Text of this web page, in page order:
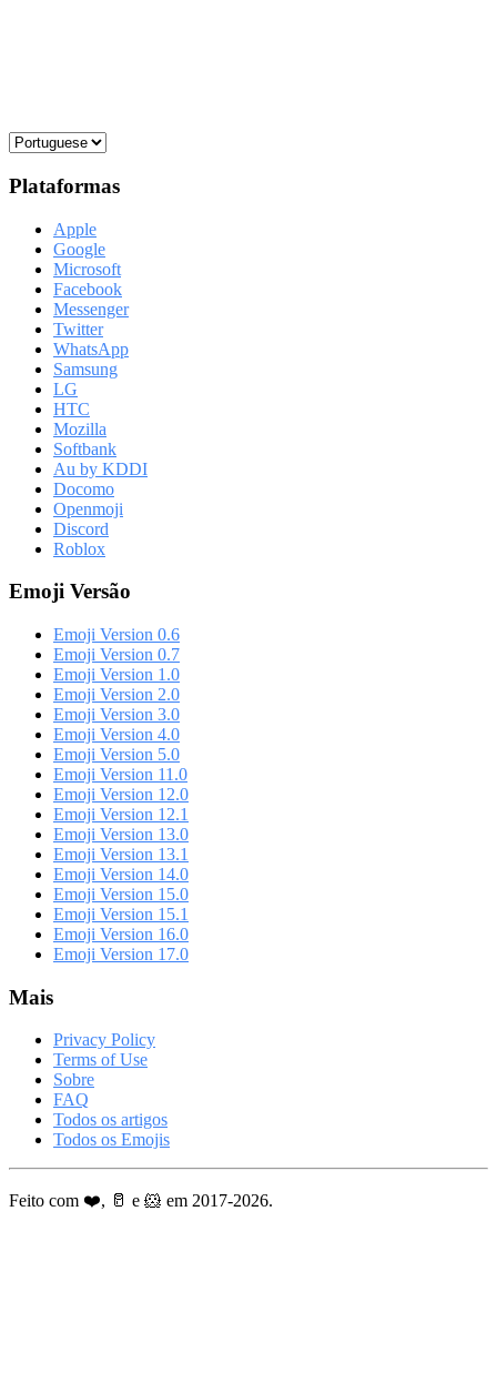
Plataformas
Apple
Google
Microsoft
Facebook
Messenger
Twitter
WhatsApp
Samsung
LG
HTC
Mozilla
Softbank
Au by KDDI
Docomo
Openmoji
Discord
Roblox
Emoji Versão
Emoji Version 0.6
Emoji Version 0.7
Emoji Version 1.0
Emoji Version 2.0
Emoji Version 3.0
Emoji Version 4.0
Emoji Version 5.0
Emoji Version 11.0
Emoji Version 12.0
Emoji Version 12.1
Emoji Version 13.0
Emoji Version 13.1
Emoji Version 14.0
Emoji Version 15.0
Emoji Version 15.1
Emoji Version 16.0
Emoji Version 17.0
Mais
Privacy Policy
Terms of Use
Sobre
FAQ
Todos os artigos
Todos os Emojis
Feito com ❤️, 🥛 e 🐹 em 2017-2026.